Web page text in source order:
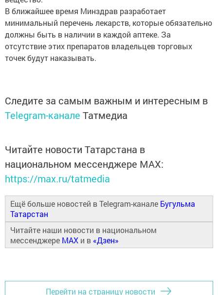
В ближайшее время Минздрав разработает
минимальный перечень лекарств, которые обязательно
должны быть в наличии в каждой аптеке. За
отсутствие этих препаратов владельцев торговых
точек будут наказывать.
Следите за самым важным и интересным в
Telegram-канале Татмедиа
Читайте новости Татарстана в
национальном мессенджере MАХ:
https://max.ru/tatmedia
Ещё больше новостей в Telegram-канале Бугульма
Татарстан
Читайте наши новости в национальном
мессенджере MAX и в «Дзен»
Перейти на страницу новости